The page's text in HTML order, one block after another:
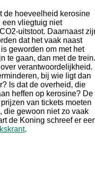
de hoeveelheid kerosine
een vliegtuig niet
uitstoot. Daarnaast
dat het vaak naast
geworden om met het
te gaan, dan met de trein.
verantwoordelijkheid.
bij wie ligt dan
Is dat de overheid, die
heffen op kerosine? De
van tickets moeten
die gewoon niet zo vaak
de Koning schreef er
.